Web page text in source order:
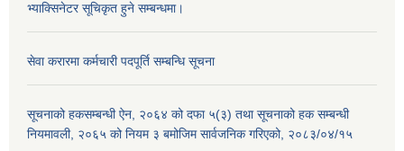
भ्याक्सिनेटर सूचिकृत हुने सम्बन्धमा।
सेवा करारमा कर्मचारी पदपूर्ति सम्बन्धि सूचना
सूचनाको हकसम्बन्धी ऐन, २०६४ को दफा ५(३) तथा सूचनाको हक सम्बन्धी
नियमावली, २०६५ को नियम ३ बमोजिम सार्वजनिक गरिएको, २०८३/०४/१५